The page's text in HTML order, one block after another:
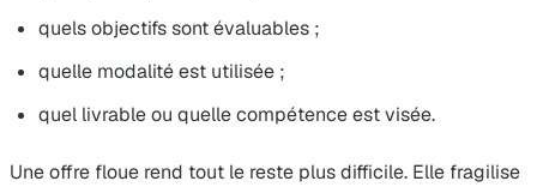
quels objectifs sont évaluables ;
quelle modalité est utilisée ;
quel livrable ou quelle compétence est visée.
Une offre floue rend tout le reste plus difficile. Elle fragilise